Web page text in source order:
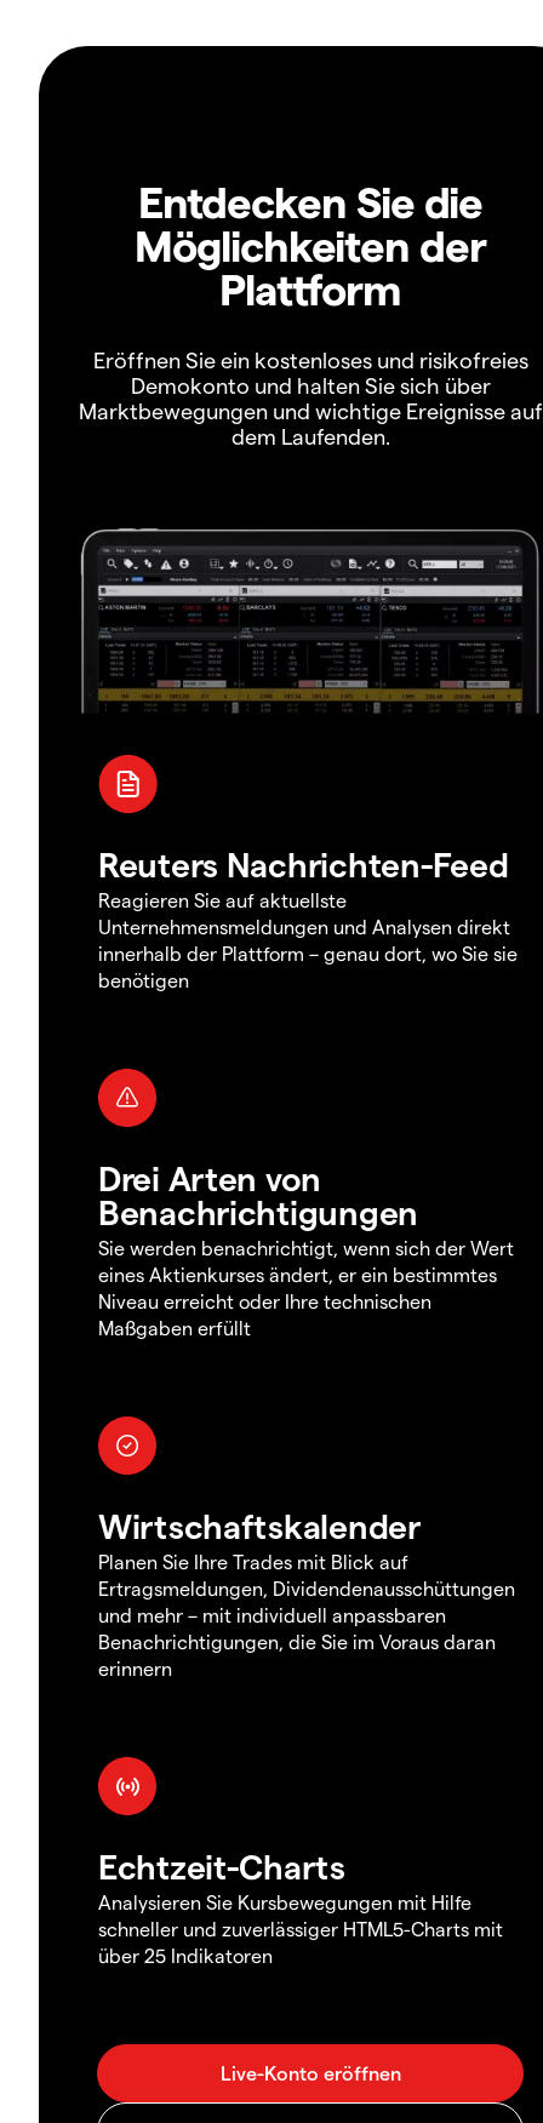
Entdecken Sie die
Möglichkeiten der
Plattform
Eröffnen Sie ein kostenloses und risikofreies
Demokonto und halten Sie sich über
Marktbewegungen und wichtige Ereignisse auf
dem Laufenden.
Reuters Nachrichten-Feed
Reagieren Sie auf aktuellste
Unternehmensmeldungen und Analysen direkt
innerhalb der Plattform – genau dort, wo Sie sie
benötigen
Drei Arten von
Benachrichtigungen
Sie werden benachrichtigt, wenn sich der Wert
eines Aktienkurses ändert, er ein bestimmtes
Niveau erreicht oder Ihre technischen
Maßgaben erfüllt
Wirtschaftskalender
Planen Sie Ihre Trades mit Blick auf
Ertragsmeldungen, Dividendenausschüttungen
und mehr – mit individuell anpassbaren
Benachrichtigungen, die Sie im Voraus daran
erinnern
Echtzeit-Charts
Analysieren Sie Kursbewegungen mit Hilfe
schneller und zuverlässiger HTML5-Charts mit
über 25 Indikatoren